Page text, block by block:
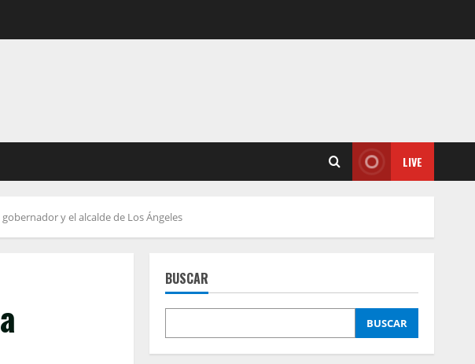
LIVE
y el alcalde de Los Ángeles
BUSCAR
BUSCAR